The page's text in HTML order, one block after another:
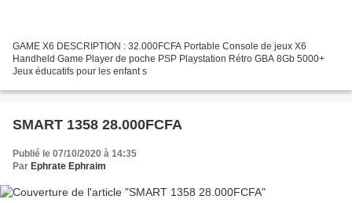
GAME X6 DESCRIPTION : 32.000FCFA Portable Console de jeux X6
Handheld Game Player de poche PSP Playstation Rétro GBA 8Gb 5000+
Jeux éducatifs pour les enfant s
SMART 1358 28.000FCFA
Publié le 07/10/2020 à 14:35
Par Ephrate Ephraim